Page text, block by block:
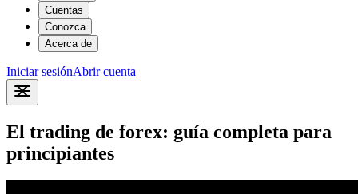
Cuentas
Conozca
Acerca de
Iniciar sesiónAbrir cuenta
El trading de forex: guía completa para
principiantes